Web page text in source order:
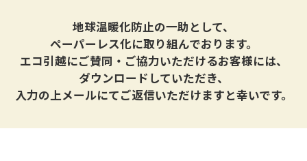
地球温暖化防止の一助として、
ペーパーレス化に取り組んでおります。
エコ引越にご賛同・ご協力いただけるお客様には、
ダウンロードしていただき、
入力の上メールにてご返信いただけますと幸いです。